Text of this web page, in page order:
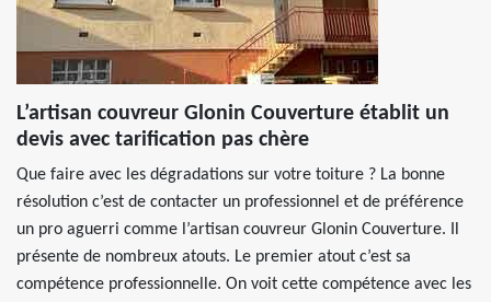
L’artisan couvreur Glonin Couverture établit un
devis avec tarification pas chère
Que faire avec les dégradations sur votre toiture ? La bonne
résolution c’est de contacter un professionnel et de préférence
un pro aguerri comme l’artisan couvreur Glonin Couverture. Il
présente de nombreux atouts. Le premier atout c’est sa
compétence professionnelle. On voit cette compétence avec les